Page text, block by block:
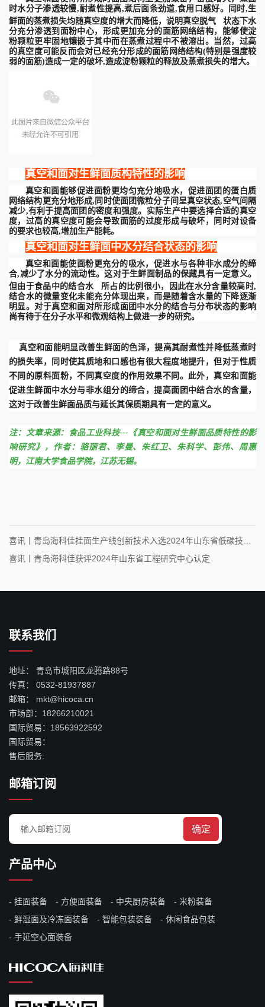
时水分子渗透较慢,耐煮性提高,煮后面条劲道,食用口感好。同时,生
鲜面的蒸煮损失均随真空度的增大而降低，说明真空脱气
状态下水
分充分渗透到面粉中心，形成更加充分的面筋网络结构，能够使淀
粉颗粒更牢固地镶嵌于其中而在蒸煮过程中不被溶出。当然， 过高
的真空度可能反而会对已经充分形成的面筋网络结构(特别是强度较
弱的面筋)造成一定的破坏,造成淀粉颗粒的释放及蒸煮损失的增大。
真空和面对生鲜面质构特性的影响
真空和面能够促进面粉更均匀充分地吸水，促进面团的蛋白质
网络结构更充分地形成,同时使面团微粒分子间呈真空状态,空气间隔
减少,有利于提高面团的密度和强度。实际生产中要选择合适的真空
度， 过高的真空度可能会导致面筋的过度形成与破坏，同时对设备
的要求也较高,增加生产能耗。
真空和面对生鲜面中水分结合状态的影响
真空和面能使面粉更充分的吸水，促进水与各种非水成分的缔
合,减少了水分的流动性。这对于生鲜面制品的保藏具有一定意义。
但由于食品中的结合水 所占的比例很小，因此在水分含量较高时,
结合水的微量变化未能充分体现出来，而是随着含水量的下降逐渐
明显。对于真空和面对所形成面团中水分的结合与分布状态的影响
尚有待于在分子水平和微观结构上做进一步的研究。
真空和面能明显改善生鲜面的色泽，提高其耐煮性并降低蒸煮时
的损失率，同时使其质地和口感也有很大程度地提升，但对于性质
不同的原料面粉，不同真空度的作用效果不同。此外，真空和面能
促进生鲜面中水分与非水组分的缔合，提高面团中结合水的含量，
这对于改善生鲜面品质与延长其保质期具有一定的意义。
注：文章来源：食品工业科技---《真空和面对生鲜面品质特性的影
响研究》，作者：骆丽君、李曼、朱红卫、朱科学、彭伟、周惠
明，江南大学食品学院，江苏无锡。
喜讯丨青岛海科佳挂面生产线创新技术入选2024年山东省低碳技术
成果目录
喜讯丨青岛海科佳获评2024年山东省工程研究中心认定
联系我们
地址：
青岛市城阳区龙腾路88号
传真：
0532-81937887
邮箱：
mkt@hicoca.cn
市场部： 18266210021
国际贸易： 18563922592
国际贸易：
售后服务:
邮箱订阅
确定
产品中心
挂面装备 方便面装备 中央厨房装备
米粉装备
鲜湿面及冷冻面装备
智能包装装备
休闲食品包装
手延空心面装备